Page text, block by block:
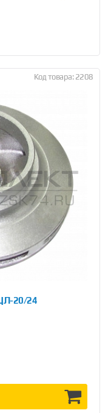
Код товара: 2208
20/24